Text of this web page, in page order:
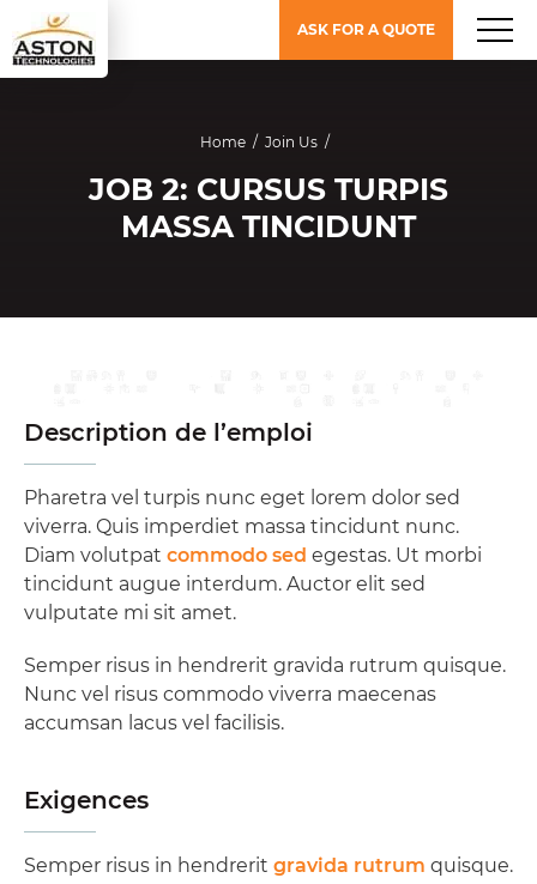
ASK FOR A QUOTE
Home / Join Us /
JOB 2: CURSUS TURPIS
MASSA TINCIDUNT
Description de l’emploi
Pharetra vel turpis nunc eget lorem dolor sed
viverra. Quis imperdiet massa tincidunt nunc.
Diam volutpat commodo sed egestas. Ut morbi
tincidunt augue interdum. Auctor elit sed
vulputate mi sit amet.
Semper risus in hendrerit gravida rutrum quisque.
Nunc vel risus commodo viverra maecenas
accumsan lacus vel facilisis.
Exigences
Semper risus in hendrerit gravida rutrum quisque.